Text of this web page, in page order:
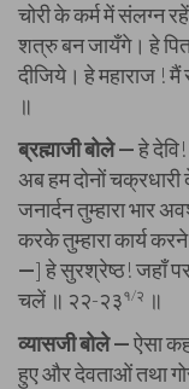
चोरी के कर्म में संलग्न
शत्रु बन जायँगे। हे
दीजिये। हे महाराज !
॥
ब्रह्माजी बोले —हे
अब हम दोनों
जनार्दन तुम्हारा भार
करके तुम्हारा कार्य
—] हे सुरश्रेष्ठ! जहाँ
चलें ॥ २२-२३१/२ ॥
व्यासजी बोले —ऐसा
हुए और देवताओं तथा